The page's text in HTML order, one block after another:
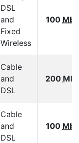
DSL
and
Fixed
Wireless
100
Cable
and
DSL
200
Cable
and
DSL
100